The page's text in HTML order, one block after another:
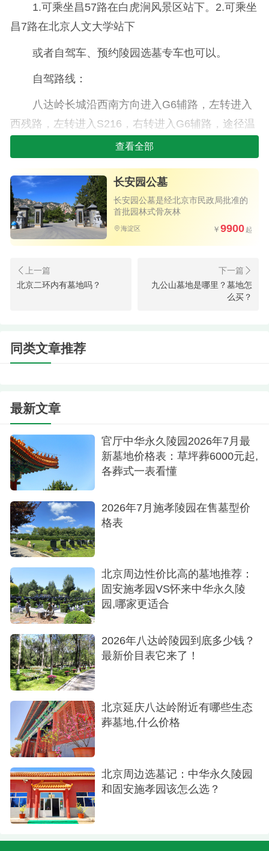
1.可乘坐昌57路在白虎涧风景区站下。2.可乘坐
昌7路在北京人文大学站下
或者自驾车、预约陵园选墓专车也可以。
自驾路线：
八达岭长城沿西南方向进入G6辅路，左转进入
西残路，左转进入S216，右转进入G6辅路，途径温
南路，沙阳路，温北路，后二路等行驶约1500米即
可到达佛山陵园
佛山陵园提供选墓班车服务，预约后可免费上
门接送。预约热线：400-0970680
佛山陵园始建于一九八八年,一九九三年底被市
管理,至今已容纳故者二万余位。已经开发的分佛山
一区和佛山二区两个墓区。佛山陵园地处京城西
务和平民化的价位深入社区，获得北京市民的普遍
查看全部
长安园公墓
长安园公墓是经北京市民政局批准的
首批园林式骨灰林
海淀区 9900
北京二环内有墓地吗？
九公山墓地是哪里？墓地怎
么买？
同类文章推荐
最新文章
官厅中华永久陵园2026年7月最
新墓地价格表：草坪葬6000元起,
各葬式一表看懂
2026年7月施孝陵园在售墓型价
格表
北京周边性价比高的墓地推荐：
固安施孝园VS怀来中华永久陵
园,哪家更适合
2026年八达岭陵园到底多少钱？
最新价目表它来了！
北京延庆八达岭附近有哪些生态
葬墓地,什么价格
北京周边选墓记：中华永久陵园
和固安施孝园该怎么选？